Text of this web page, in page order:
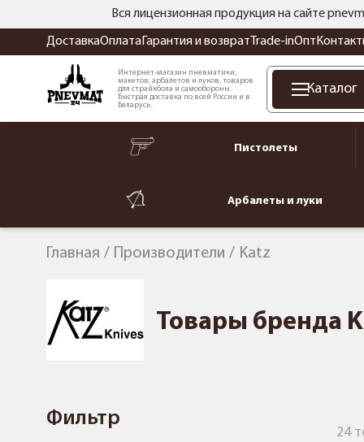
Вся лицензионная продукция на сайте
ДоставкаОплата Гарантия и возврат Trade-inОпт
Интернет-магазин пневматики,
макетов, арбалетов и луков, товаров
для страйкбола и самообороны.
Быстрая доставка по всей России и в
Беларусь.
Каталог
Пистолеты
Арбалеты и луки
Главная Производители Katz
Товары бренда
Фильтр
24